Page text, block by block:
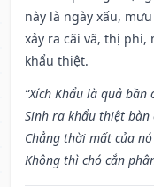
này là ngày xấu,
xảy ra cãi vã, thị phi,
khẩu thiệt.
“Xích Khẩu là quả bần
Sinh ra khẩu thiệt
Chẳng thời mất của
Không thì chó cắn